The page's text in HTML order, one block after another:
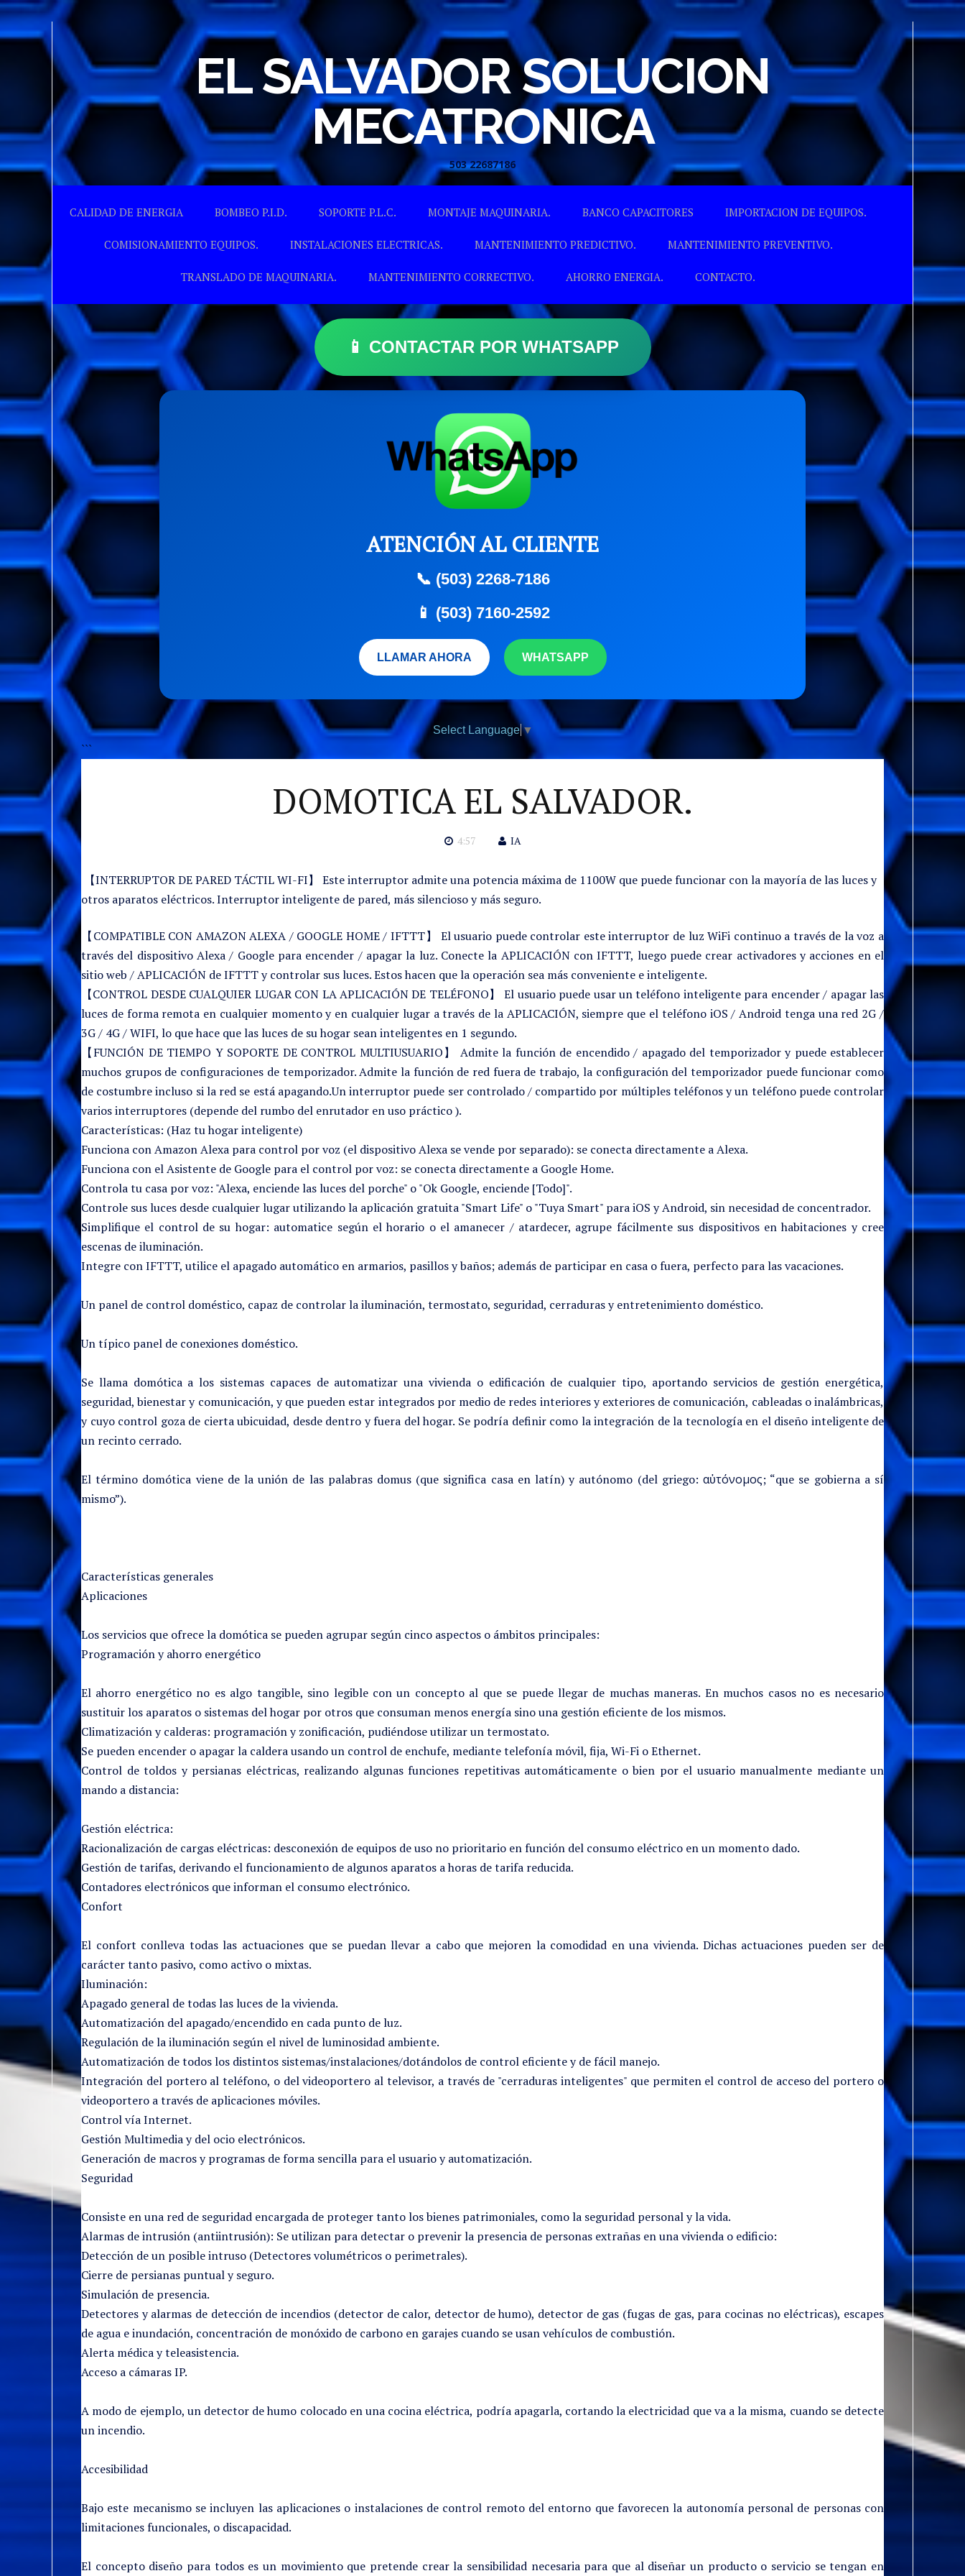
EL SALVADOR SOLUCION
MECATRONICA
503 22687186
Skip to content
CALIDAD DE ENERGIA BOMBEO P.I.D. SOPORTE P.L.C. MONTAJE MAQUINARIA. BANCO CAPACITORES IMPORTACION DE EQUIPOS.
COMISIONAMIENTO EQUIPOS. INSTALACIONES ELECTRICAS. MANTENIMIENTO PREDICTIVO. MANTENIMIENTO PREVENTIVO.
TRANSLADO DE MAQUINARIA. MANTENIMIENTO CORRECTIVO. AHORRO ENERGIA. CONTACTO.
📱 CONTACTAR POR WHATSAPP
ATENCIÓN AL CLIENTE
📞 (503) 2268-7186
📱 (503) 7160-2592
LLAMAR AHORA WHATSAPP
Select Language▼
```
DOMOTICA EL SALVADOR.
4:57 IA
【INTERRUPTOR DE PARED TÁCTIL WI-FI】 Este interruptor admite una potencia máxima de 1100W que puede funcionar con la mayoría de las luces y
otros aparatos eléctricos. Interruptor inteligente de pared, más silencioso y más seguro.
【COMPATIBLE CON AMAZON ALEXA / GOOGLE HOME / IFTTT】 El usuario puede controlar este interruptor de luz WiFi continuo a través de la voz a
través del dispositivo Alexa / Google para encender / apagar la luz. Conecte la APLICACIÓN con IFTTT, luego puede crear activadores y acciones en el
sitio web / APLICACIÓN de IFTTT y controlar sus luces. Estos hacen que la operación sea más conveniente e inteligente.
【CONTROL DESDE CUALQUIER LUGAR CON LA APLICACIÓN DE TELÉFONO】 El usuario puede usar un teléfono inteligente para encender / apagar las
luces de forma remota en cualquier momento y en cualquier lugar a través de la APLICACIÓN, siempre que el teléfono iOS / Android tenga una red 2G /
3G / 4G / WIFI, lo que hace que las luces de su hogar sean inteligentes en 1 segundo.
【FUNCIÓN DE TIEMPO Y SOPORTE DE CONTROL MULTIUSUARIO】 Admite la función de encendido / apagado del temporizador y puede establecer
muchos grupos de configuraciones de temporizador. Admite la función de red fuera de trabajo, la configuración del temporizador puede funcionar como
de costumbre incluso si la red se está apagando.Un interruptor puede ser controlado / compartido por múltiples teléfonos y un teléfono puede controlar
varios interruptores (depende del rumbo del enrutador en uso práctico ).
Características: (Haz tu hogar inteligente)
Funciona con Amazon Alexa para control por voz (el dispositivo Alexa se vende por separado): se conecta directamente a Alexa.
Funciona con el Asistente de Google para el control por voz: se conecta directamente a Google Home.
Controla tu casa por voz: "Alexa, enciende las luces del porche" o "Ok Google, enciende [Todo]".
Controle sus luces desde cualquier lugar utilizando la aplicación gratuita "Smart Life" o "Tuya Smart" para iOS y Android, sin necesidad de concentrador.
Simplifique el control de su hogar: automatice según el horario o el amanecer / atardecer, agrupe fácilmente sus dispositivos en habitaciones y cree
escenas de iluminación.
Integre con IFTTT, utilice el apagado automático en armarios, pasillos y baños; además de participar en casa o fuera, perfecto para las vacaciones.
Un panel de control doméstico, capaz de controlar la iluminación, termostato, seguridad, cerraduras y entretenimiento doméstico.
Un típico panel de conexiones doméstico.
Se llama domótica a los sistemas capaces de automatizar una vivienda o edificación de cualquier tipo, aportando servicios de gestión energética,
seguridad, bienestar y comunicación, y que pueden estar integrados por medio de redes interiores y exteriores de comunicación, cableadas o inalámbricas,
y cuyo control goza de cierta ubicuidad, desde dentro y fuera del hogar. Se podría definir como la integración de la tecnología en el diseño inteligente de
un recinto cerrado.
El término domótica viene de la unión de las palabras domus (que significa casa en latín) y autónomo (del griego: αὐτόνομος; “que se gobierna a sí
mismo”).
Características generales
Aplicaciones
Los servicios que ofrece la domótica se pueden agrupar según cinco aspectos o ámbitos principales:
Programación y ahorro energético
El ahorro energético no es algo tangible, sino legible con un concepto al que se puede llegar de muchas maneras. En muchos casos no es necesario
sustituir los aparatos o sistemas del hogar por otros que consuman menos energía sino una gestión eficiente de los mismos.
Climatización y calderas: programación y zonificación, pudiéndose utilizar un termostato.
Se pueden encender o apagar la caldera usando un control de enchufe, mediante telefonía móvil, fija, Wi-Fi o Ethernet.
Control de toldos y persianas eléctricas, realizando algunas funciones repetitivas automáticamente o bien por el usuario manualmente mediante un
mando a distancia:
Gestión eléctrica:
Racionalización de cargas eléctricas: desconexión de equipos de uso no prioritario en función del consumo eléctrico en un momento dado.
Gestión de tarifas, derivando el funcionamiento de algunos aparatos a horas de tarifa reducida.
Contadores electrónicos que informan el consumo electrónico.
Confort
El confort conlleva todas las actuaciones que se puedan llevar a cabo que mejoren la comodidad en una vivienda. Dichas actuaciones pueden ser de
carácter tanto pasivo, como activo o mixtas.
Iluminación:
Apagado general de todas las luces de la vivienda.
Automatización del apagado/encendido en cada punto de luz.
Regulación de la iluminación según el nivel de luminosidad ambiente.
Automatización de todos los distintos sistemas/instalaciones/dotándolos de control eficiente y de fácil manejo.
Integración del portero al teléfono, o del videoportero al televisor, a través de "cerraduras inteligentes" que permiten el control de acceso del portero o
videoportero a través de aplicaciones móviles.
Control vía Internet.
Gestión Multimedia y del ocio electrónicos.
Generación de macros y programas de forma sencilla para el usuario y automatización.
Seguridad
Consiste en una red de seguridad encargada de proteger tanto los bienes patrimoniales, como la seguridad personal y la vida.
Alarmas de intrusión (antiintrusión): Se utilizan para detectar o prevenir la presencia de personas extrañas en una vivienda o edificio:
Detección de un posible intruso (Detectores volumétricos o perimetrales).
Cierre de persianas puntual y seguro.
Simulación de presencia.
Detectores y alarmas de detección de incendios (detector de calor, detector de humo), detector de gas (fugas de gas, para cocinas no eléctricas), escapes
de agua e inundación, concentración de monóxido de carbono en garajes cuando se usan vehículos de combustión.
Alerta médica y teleasistencia.
Acceso a cámaras IP.
A modo de ejemplo, un detector de humo colocado en una cocina eléctrica, podría apagarla, cortando la electricidad que va a la misma, cuando se detecte
un incendio.
Accesibilidad
Bajo este mecanismo se incluyen las aplicaciones o instalaciones de control remoto del entorno que favorecen la autonomía personal de personas con
limitaciones funcionales, o discapacidad.
El concepto diseño para todos es un movimiento que pretende crear la sensibilidad necesaria para que al diseñar un producto o servicio se tengan en